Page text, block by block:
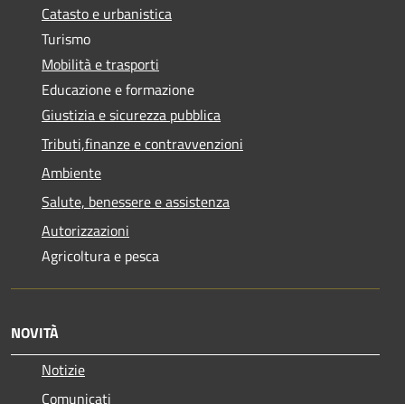
Catasto e urbanistica
Turismo
Mobilità e trasporti
Educazione e formazione
Giustizia e sicurezza pubblica
Tributi,finanze e contravvenzioni
Ambiente
Salute, benessere e assistenza
Autorizzazioni
Agricoltura e pesca
NOVITÀ
Notizie
Comunicati